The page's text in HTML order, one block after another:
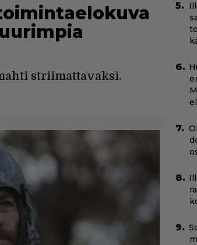
striimattavaksi.